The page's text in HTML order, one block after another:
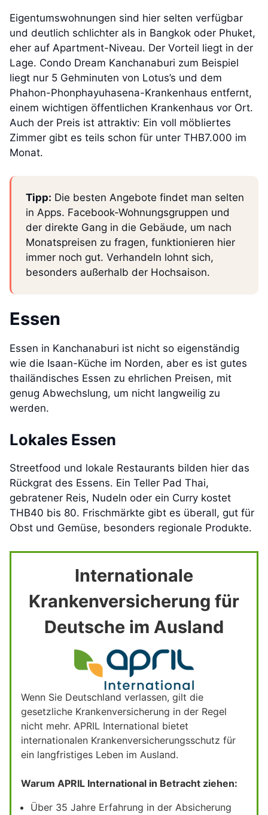
Eigentumswohnungen sind hier selten verfügbar
und deutlich schlichter als in Bangkok oder Phuket,
eher auf Apartment-Niveau. Der Vorteil liegt in der
Lage. Condo Dream Kanchanaburi zum Beispiel
liegt nur 5 Gehminuten von Lotus’s und dem
Phahon-Phonphayuhasena-Krankenhaus entfernt,
einem wichtigen öffentlichen Krankenhaus vor Ort.
Auch der Preis ist attraktiv: Ein voll möbliertes
Zimmer gibt es teils schon für unter THB7.000 im
Monat.
Tipp: Die besten Angebote findet man selten
in Apps. Facebook-Wohnungsgruppen und
der direkte Gang in die Gebäude, um nach
Monatspreisen zu fragen, funktionieren hier
immer noch gut. Verhandeln lohnt sich,
besonders außerhalb der Hochsaison.
Essen
Essen in Kanchanaburi ist nicht so eigenständig
wie die Isaan-Küche im Norden, aber es ist gutes
thailändisches Essen zu ehrlichen Preisen, mit
genug Abwechslung, um nicht langweilig zu
werden.
Lokales Essen
Streetfood und lokale Restaurants bilden hier das
Rückgrat des Essens. Ein Teller Pad Thai,
gebratener Reis, Nudeln oder ein Curry kostet
THB40 bis 80. Frischmärkte gibt es überall, gut für
Obst und Gemüse, besonders regionale Produkte.
Internationale
Krankenversicherung für
Deutsche im Ausland
Wenn Sie Deutschland verlassen, gilt die
gesetzliche Krankenversicherung in der Regel
nicht mehr. APRIL International bietet
internationalen Krankenversicherungsschutz für
ein langfristiges Leben im Ausland.
Warum APRIL International in Betracht ziehen:
Über 35 Jahre Erfahrung in der Absicherung